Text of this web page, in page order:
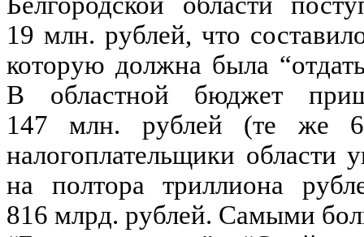
19 млн. рублей, что
которую должна была
В областной бюджет
147 млн. рублей (те же
налогоплательщики области
на полтора триллиона
816 млрд. рублей. Самыми